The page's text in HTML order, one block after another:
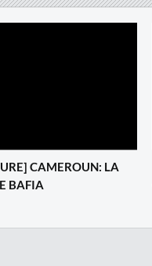
CAMEROUN: LA
BAFIA